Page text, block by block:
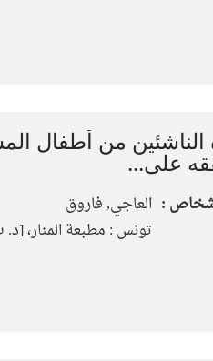
من أطفال
على...
: العاجي, فاروق
تونس : مطبعة المنار،